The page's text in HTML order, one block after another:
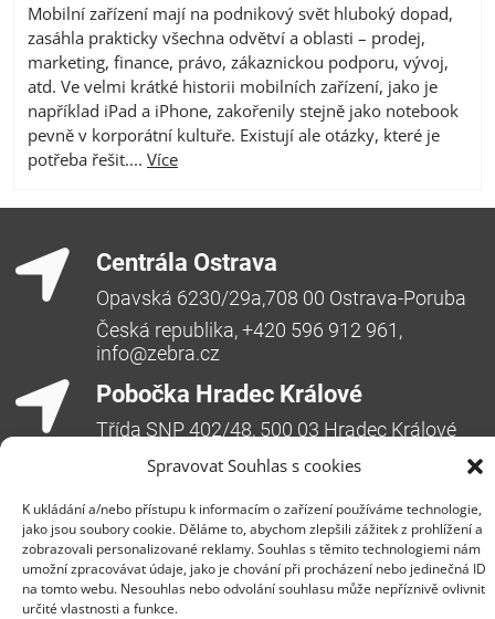
Spravovat Souhlas s cookies
K ukládání a/nebo přístupu k informacím o zařízení používáme technologie,
jako jsou soubory cookie. Děláme to, abychom zlepšili zážitek z prohlížení a
zobrazovali personalizované reklamy. Souhlas s těmito technologiemi nám
umožní zpracovávat údaje, jako je chování při procházení nebo jedinečná ID
na tomto webu. Nesouhlas nebo odvolání souhlasu může nepříznivě ovlivnit
určité vlastnosti a funkce.
Mobilní zařízení mají na podnikový svět hluboký dopad,
zasáhla prakticky všechna odvětví a oblasti – prodej,
marketing, finance, právo, zákaznickou podporu, vývoj,
atd. Ve velmi krátké historii mobilních zařízení, jako je
například iPad a iPhone, zakořenily stejně jako notebook
pevně v korporátní kultuře. Existují ale otázky, které je
potřeba řešit.... Více
Centrála Ostrava
Opavská 6230/29a,708 00 Ostrava-Poruba
Česká republika, +420 596 912 961,
info@zebra.cz
Pobočka Hradec Králové
Třída SNP 402/48, 500 03 Hradec Králové
Česká republika, +420 491 615 380,
Pobočka Slovensko
+421 917 554 499
erik.leo@zebra.cz